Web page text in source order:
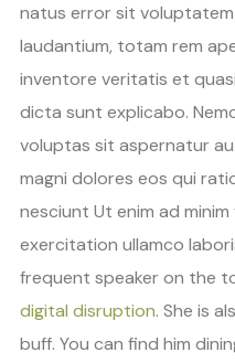
natus error sit
laudantium, totam rem
inventore veritatis et
dicta sunt explicabo.
voluptas sit aspernatur
magni dolores eos qui
nesciunt Ut enim ad
exercitation ullamco
frequent speaker on the
digital disruption. She is
buff. You can find him